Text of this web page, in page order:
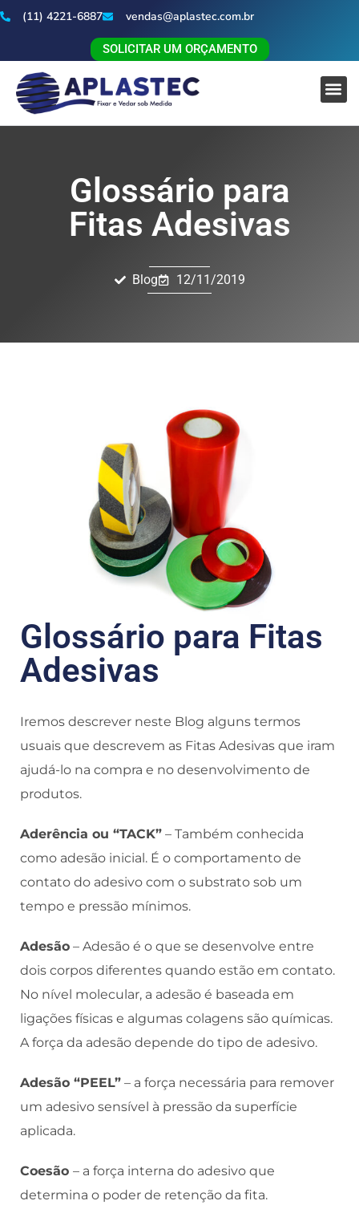
(11) 4221-6887 vendas@aplastec.com.br
SOLICITAR UM ORÇAMENTO
Glossário para
Fitas Adesivas
Blog 12/11/2019
Glossário para Fitas
Adesivas
Iremos descrever neste Blog alguns termos
usuais que descrevem as Fitas Adesivas que iram
ajudá-lo na compra e no desenvolvimento de
produtos.
Aderência ou “TACK” – Também conhecida
como adesão inicial. É o comportamento de
contato do adesivo com o substrato sob um
tempo e pressão mínimos.
Adesão – Adesão é o que se desenvolve entre
dois corpos diferentes quando estão em contato.
No nível molecular, a adesão é baseada em
ligações físicas e algumas colagens são químicas.
A força da adesão depende do tipo de adesivo.
Adesão “PEEL” – a força necessária para remover
um adesivo sensível à pressão da superfície
aplicada.
Coesão – a força interna do adesivo que
determina o poder de retenção da fita.